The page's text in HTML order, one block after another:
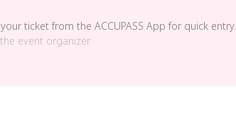
ticket from the ACCUPASS App for quick entry.
event organizer.